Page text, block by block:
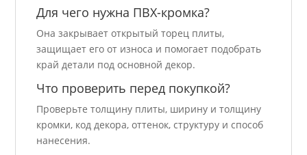
Для чего нужна ПВХ-кромка?
Она закрывает открытый торец плиты,
защищает его от износа и помогает подобрать
край детали под основной декор.
Что проверить перед покупкой?
Проверьте толщину плиты, ширину и толщину
кромки, код декора, оттенок, структуру и способ
нанесения.